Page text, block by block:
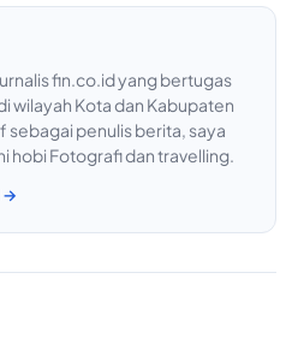
fin.co.id yang bertugas
wilayah Kota dan Kabupaten
sebagai penulis berita, saya
hobi Fotografi dan travelling.
→